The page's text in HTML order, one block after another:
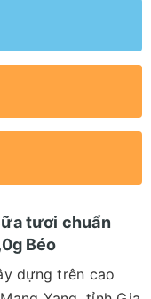
tươi chuẩn
Béo
dựng trên cao